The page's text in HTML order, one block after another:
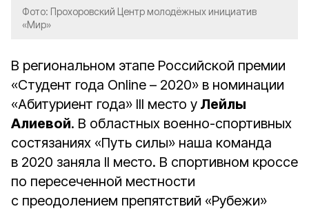
Фото: Прохоровский Центр молодёжных инициатив
«Мир»
В региональном этапе Российской премии
«Студент года Online – 2020» в номинации
«Абитуриент года» III место у Лейлы
Алиевой. В областных военно-спортивных
состязаниях «Путь силы» наша команда
в 2020 заняла II место. В спортивном кроссе
по пересеченной местности
с преодолением препятствий «Рубежи»